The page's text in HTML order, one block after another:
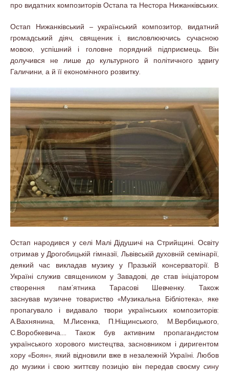
про видатних композиторів Остапа та Нестора Нижанківських.
Остап Нижанківський – український композитор, видатний
громадський діяч, священик і, висловлюючись сучасною
мовою, успішний і головне порядний підприємець. Він
долучився не лише до культурного й політичного здвигу
Галичини, а й її економічного розвитку.
Остап народився у селі Малі Дідушичі на Стрийщині. Освіту
отримав у Дрогобицькій гімназії, Львівській духовній семінарії,
деякий час викладав музику у Празькій консерваторії. В
Україні служив священиком у Завадові, де став ініціатором
створення пам’ятника Тарасові Шевченку. Також
заснував музичне товариство «Музикальна Бібліотека», яке
пропагувало і видавало твори українських композиторів:
А.Вахнянина, М.Лисенка, П.Ніщинського, М.Вербицького,
С.Воробкевича…. Також був активним пропагандистом
українського хорового мистецтва, засновником і диригентом
хору «Боян», який відновили вже в незалежній Україні. Любов
до музики і свою життєву позицію він передав своєму сину